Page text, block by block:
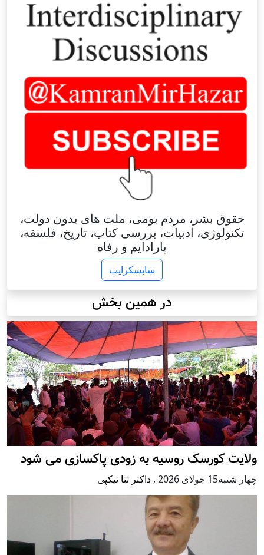
حقوق بشر، مردم بومی، ملت های بدون دولت،
تکنولوژی، ادبیات، بررسی کتاب، تاریخ، فلسفه،
پارادایم و رفاه
سابسکرایب
در همین بخش
ولایت کورسک روسیه به زودی پاکسازی می شود
چهار شنبه15 جولای 2026 , داکتر ثنا نیکپی